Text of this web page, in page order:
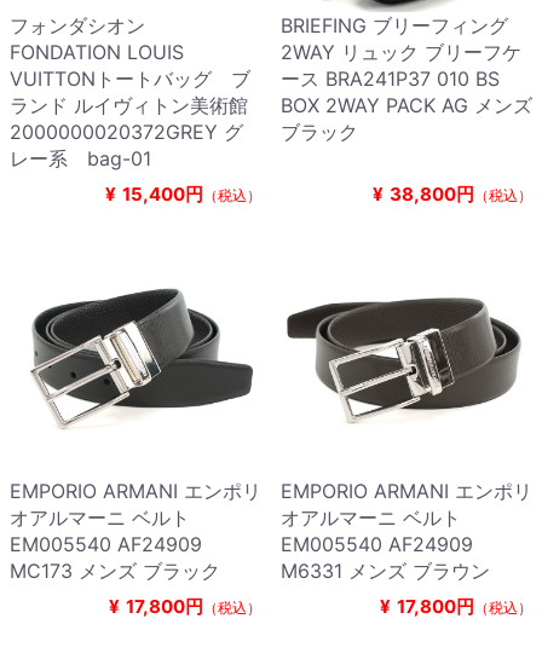
フォンダシオン
FONDATION LOUIS
VUITTONトートバッグ ブ
ランド ルイヴィトン美術館
2000000020372GREY グ
レー系 bag-01
¥ 15,400円 （税込）
BRIEFING ブリーフィング
2WAY リュック ブリーフケ
ース BRA241P37 010 BS
BOX 2WAY PACK AG メンズ
ブラック
¥ 38,800円 （税込）
EMPORIO ARMANI エンポリ
オアルマーニ ベルト
EM005540 AF24909
MC173 メンズ ブラック
¥ 17,800円 （税込）
EMPORIO ARMANI エンポリ
オアルマーニ ベルト
EM005540 AF24909
M6331 メンズ ブラウン
¥ 17,800円 （税込）